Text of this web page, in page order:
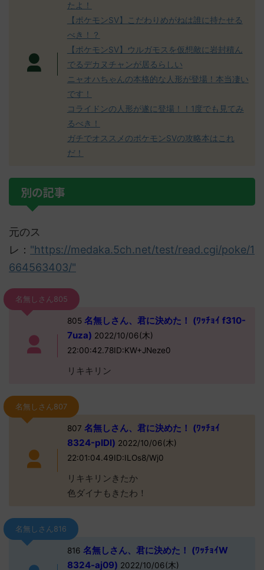
たよ！
【ポケモンSV】こだわりめがねは誰に持たせる
べき！？
【ポケモンSV】ウルガモスを仮想敵に岩封積ん
でるデカヌチャンが居るらしい
ニャオハちゃんの本格的な人形が登場！本当凄い
です！
コライドンの人形が遂に登場！！1度でも見てみ
るべき！
ガチでオススメのポケモンSVの攻略本はこれ
だ！
別の記事
元のス
レ： "https://medaka.5ch.net/test/read.cgi/poke/1
664563403/"
名無しさん805
805名無しさん、君に決めた！ (ﾜｯﾁｮｲ f310-
7uza) 2022/10/06(木)
22:00:42.78ID:KW+JNeze0
リキキリン
名無しさん807
807 名無しさん、君に決めた！ (ﾜｯﾁｮｲ
8324-pIDl) 2022/10/06(木)
22:01:04.49ID:ILOs8/Wj0
リキキリンきたか
色ダイナもきたわ！
名無しさん816
816 名無しさん、君に決めた！ (ﾜｯﾁｮｲW
8324-aj09) 2022/10/06(木)